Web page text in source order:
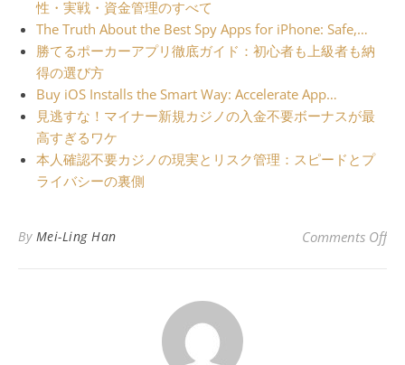
性・実戦・資金管理のすべて
The Truth About the Best Spy Apps for iPhone: Safe,…
勝てるポーカーアプリ徹底ガイド：初心者も上級者も納
得の選び方
Buy iOS Installs the Smart Way: Accelerate App…
見逃すな！マイナー新規カジノの入金不要ボーナスが最
高すぎるワケ
本人確認不要カジノの現実とリスク管理：スピードとプ
ライバシーの裏側
By Mei-Ling Han Comments Offon